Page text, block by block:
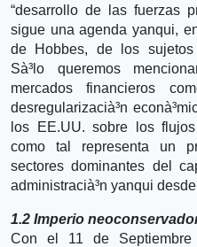
“desarrollo de las fuerzas
sigue una agenda yanqui,
de Hobbes, de los sujetos
Sà³lo queremos
mercados financieros
desregularizacià³n
los EE.UU. sobre los
como tal representa un
sectores dominantes del
administracià³n yanqui
1.2 Imperio
Con el 11 de